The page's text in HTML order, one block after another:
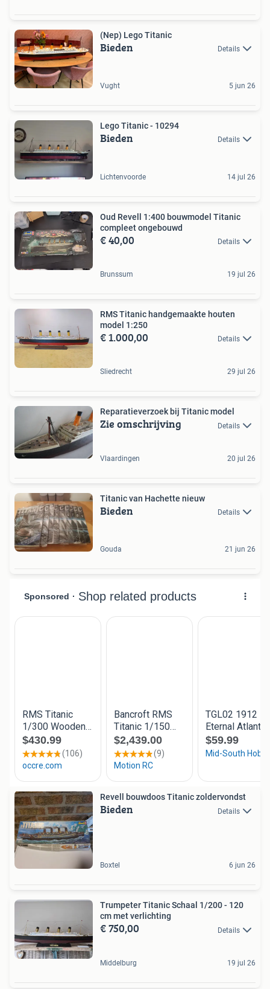
(Nep) Lego Titanic
Bieden Details
Vught 5 jun 26
Lego Titanic - 10294
Bieden Details
Lichtenvoorde 14 jul 26
Oud Revell 1:400 bouwmodel Titanic
compleet ongebouwd
€ 40,00 Details
Brunssum 19 jul 26
RMS Titanic handgemaakte houten
model 1:250
€ 1.000,00 Details
Sliedrecht 29 jul 26
Reparatieverzoek bij Titanic model
Zie omschrijving Details
Vlaardingen 20 jul 26
Titanic van Hachette nieuw
Bieden Details
Gouda 21 jun 26
Revell bouwdoos Titanic zoldervondst
Bieden Details
Boxtel 6 jun 26
Trumpeter Titanic Schaal 1/200 - 120
cm met verlichting
€ 750,00 Details
Middelburg 19 jul 26